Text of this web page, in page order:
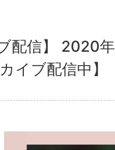
配信】 2020
イブ配信中】